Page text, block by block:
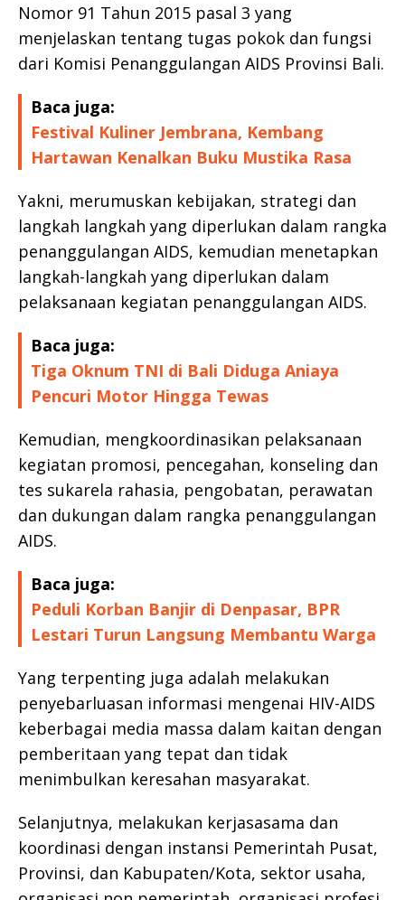
Nomor 91 Tahun 2015 pasal 3 yang
menjelaskan tentang tugas pokok dan fungsi
dari Komisi Penanggulangan AIDS Provinsi Bali.
Baca juga:
Festival Kuliner Jembrana, Kembang
Hartawan Kenalkan Buku Mustika Rasa
Yakni, merumuskan kebijakan, strategi dan
langkah langkah yang diperlukan dalam rangka
penanggulangan AIDS, kemudian menetapkan
langkah-langkah yang diperlukan dalam
pelaksanaan kegiatan penanggulangan AIDS.
Baca juga:
Tiga Oknum TNI di Bali Diduga Aniaya
Pencuri Motor Hingga Tewas
Kemudian, mengkoordinasikan pelaksanaan
kegiatan promosi, pencegahan, konseling dan
tes sukarela rahasia, pengobatan, perawatan
dan dukungan dalam rangka penanggulangan
AIDS.
Baca juga:
Peduli Korban Banjir di Denpasar, BPR
Lestari Turun Langsung Membantu Warga
Yang terpenting juga adalah melakukan
penyebarluasan informasi mengenai HIV-AIDS
keberbagai media massa dalam kaitan dengan
pemberitaan yang tepat dan tidak
menimbulkan keresahan masyarakat.
Selanjutnya, melakukan kerjasasama dan
koordinasi dengan instansi Pemerintah Pusat,
Provinsi, dan Kabupaten/Kota, sektor usaha,